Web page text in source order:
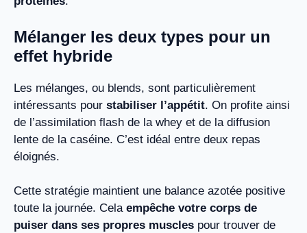
Mélanger les deux types pour un
effet hybride
Les mélanges, ou blends, sont particulièrement
intéressants pour stabiliser l’appétit. On profite ainsi
de l’assimilation flash de la whey et de la diffusion
lente de la caséine. C’est idéal entre deux repas
éloignés.
Cette stratégie maintient une balance azotée positive
toute la journée. Cela empêche votre corps de
puiser dans ses propres muscles pour trouver de